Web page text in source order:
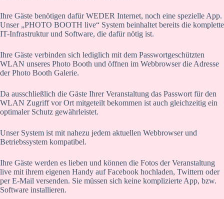
Ihre Gäste benötigen dafür WEDER Internet, noch eine spezielle App.
Unser „PHOTO BOOTH live“ System beinhaltet bereits die komplette
IT-Infrastruktur und Software, die dafür nötig ist.
Ihre Gäste verbinden sich lediglich mit dem Passwortgeschützten
WLAN unseres Photo Booth und öffnen im Webbrowser die Adresse
der Photo Booth Galerie.
Da ausschließlich die Gäste Ihrer Veranstaltung das Passwort für den
WLAN Zugriff vor Ort mitgeteilt bekommen ist auch gleichzeitig ein
optimaler Schutz gewährleistet.
Unser System ist mit nahezu jedem aktuellen Webbrowser und
Betriebssystem kompatibel.
Ihre Gäste werden es lieben und können die Fotos der Veranstaltung
live mit ihrem eigenen Handy auf Facebook hochladen, Twittern oder
per E-Mail versenden. Sie müssen sich keine komplizierte App, bzw.
Software installieren.